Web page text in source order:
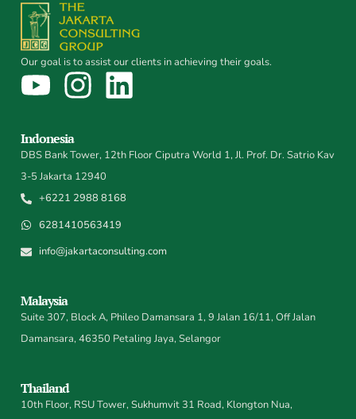
Our goal is to assist our clients in achieving their goals.
Indonesia
DBS Bank Tower, 12th Floor Ciputra World 1, Jl. Prof. Dr. Satrio Kav
3-5 Jakarta 12940
+6221 2988 8168
6281410563419
info@jakartaconsulting.com
Malaysia
Suite 307, Block A, Phileo Damansara 1, 9 Jalan 16/11, Off Jalan
Damansara, 46350 Petaling Jaya, Selangor
Thailand
10th Floor, RSU Tower, Sukhumvit 31 Road, Klongton Nua,